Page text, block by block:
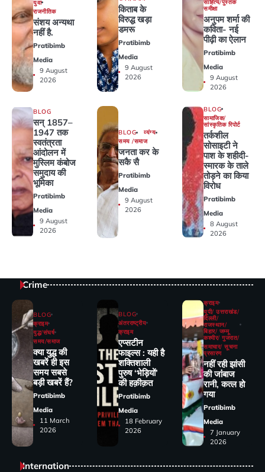
युवा
राजनीतिक
संशय अन्यथा
नहीं है.
Pratibimb
Media
9 August
2026
किताब के
विरुद्ध खड़ा
डमरू
Pratibimb
Media
9 August
2026
साहित्य/पुस्तक
समीक्षा
अनुपम शर्मा की
कविता- नई
पीढ़ी का ऐलान
Pratibimb
Media
9 August
2026
BLOG
सन् 1857–
1947 तक
स्वतंत्रता
आंदोलन में
मुस्लिम कंबोज
समुदाय की
भूमिका
Pratibimb
Media
9 August
2026
BLOG
व्यंग्य
समय /समाज
जनता कर के
सकै सै
Pratibimb
Media
9 August
2026
BLOG
सामाजिक/
सांस्कृतिक रिपोर्ट
तर्कशील
सोसाइटी ने
पाश के शहीदी-
स्मारक के ताले
तोड़ने का किया
विरोध
Pratibimb
Media
8 August
2026
Crime
BLOG
क्राइम
युद्ध/संघर्ष
समय/समाज
क्या युद्ध की
खबरें ही इस
समय सबसे
बड़ी खबरें हैं?
Pratibimb
Media
11 March
2026
BLOG
अंतरराष्ट्रीय
क्राइम
एप्सटीन
फाइल्स : यही है
शक्तिशाली
पुरुष ‘भेड़ियों’
की हक़ीक़त
Pratibimb
Media
18 February
2026
क्राइम
यूपी/ उत्तराखंड/
दिल्ली/
राजस्थान/
बिहार/ जम्मू
कश्मीर/ गुजरात/
समाचार/ सूचना
प्रसारण
नहीं रही झांसी
की जांंबाज
रानी, कत्‍ल हो
गया
Pratibimb
Media
7 January
2026
Internation